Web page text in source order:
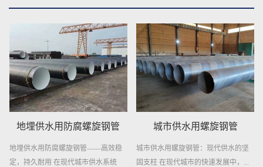
地埋供水用防腐螺旋钢管
地埋供水用防腐螺旋钢管——高效稳
定，持久耐用 在现代城市供水系统
城市供水用螺旋钢管
城市供水用螺旋钢管：现代供水的坚
固支柱 在现代城市的快速发展中，...